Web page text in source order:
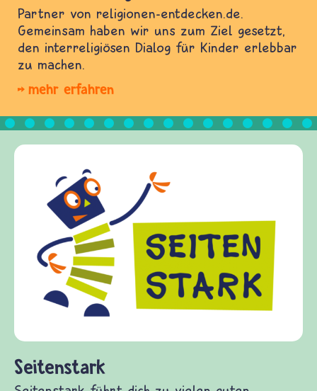
Partner von religionen-entdecken.de.
Gemeinsam haben wir uns zum Ziel gesetzt,
den interreligiösen Dialog für Kinder erlebbar
zu machen.
mehr erfahren
frieden-fragen.de ist
Kinder, Eltern und
Fragen von Krieg und
Gewalt informiert und
diesem
fragen.de bietet
und Frieden, Streit